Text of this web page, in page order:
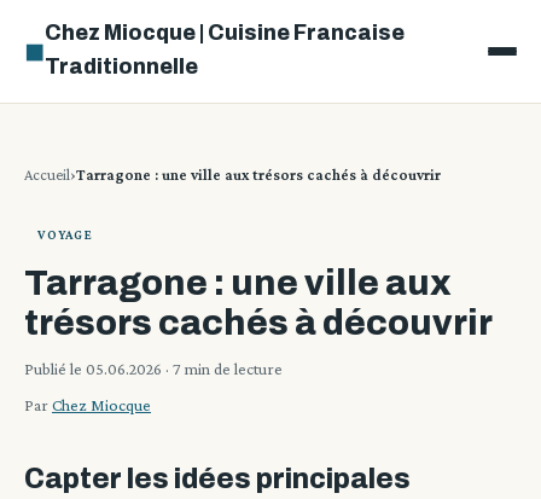
◼
Chez Miocque | Cuisine Francaise
Traditionnelle
Accueil Tarragone : une ville aux trésors cachés à découvrir
VOYAGE
Tarragone : une ville aux
trésors cachés à découvrir
Publié le 05.06.2026 · 7 min de lecture
ParChez Miocque
Capter les idées principales